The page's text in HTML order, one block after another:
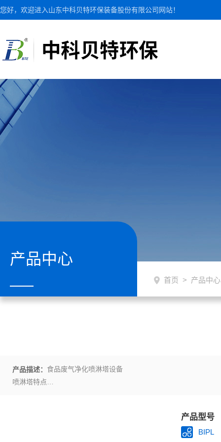
您好，欢迎进入山东中科贝特环保装备股份有限公司网站！
产品中心
首页 > 产品中心
产品描述： 食品废气净化喷淋塔设备
喷淋塔特点
产品型号
BIPL